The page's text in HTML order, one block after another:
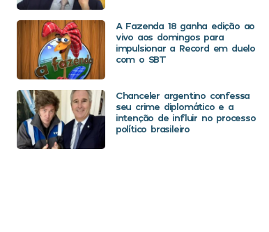
A Fazenda 18 ganha edição ao
vivo aos domingos para
impulsionar a Record em duelo
com o SBT
Chanceler argentino confessa
seu crime diplomático e a
intenção de influir no processo
político brasileiro